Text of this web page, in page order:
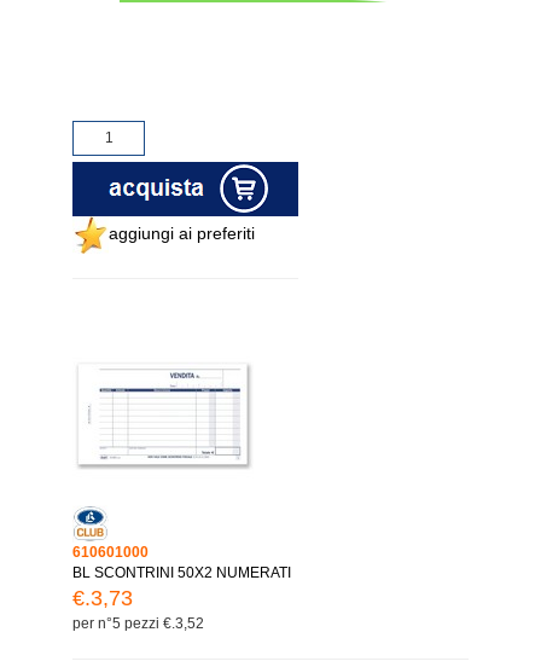
aggiungi ai preferiti
610601000
BL SCONTRINI 50X2 NUMERATI
€.3,73
per n°5 pezzi €.3,52